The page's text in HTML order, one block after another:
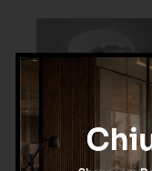
PARETINA 31